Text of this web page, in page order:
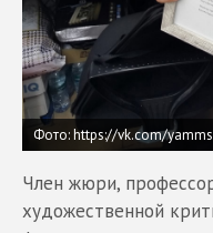
Фото: https://vk.com/
Член жюри,
художественной